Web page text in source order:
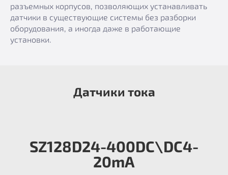
разъемных корпусов, позволяющих устанавливать
датчики в существующие системы без разборки
оборудования, а иногда даже в работающие
установки.
Датчики тока
SZ128D24-400DC\DC4-
20mA